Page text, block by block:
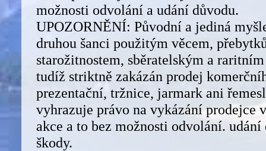
možnosti odvolání a udání důvodu.
UPOZORNĚNÍ: Původní a jediná
druhou šanci použitým věcem,
starožitnostem, sběratelským a
tudíž striktně zakázán prodej
prezentační, tržnice, jarmark ani
vyhrazuje právo na vykázání prodejce
akce a to bez možnosti odvolání.
škody.